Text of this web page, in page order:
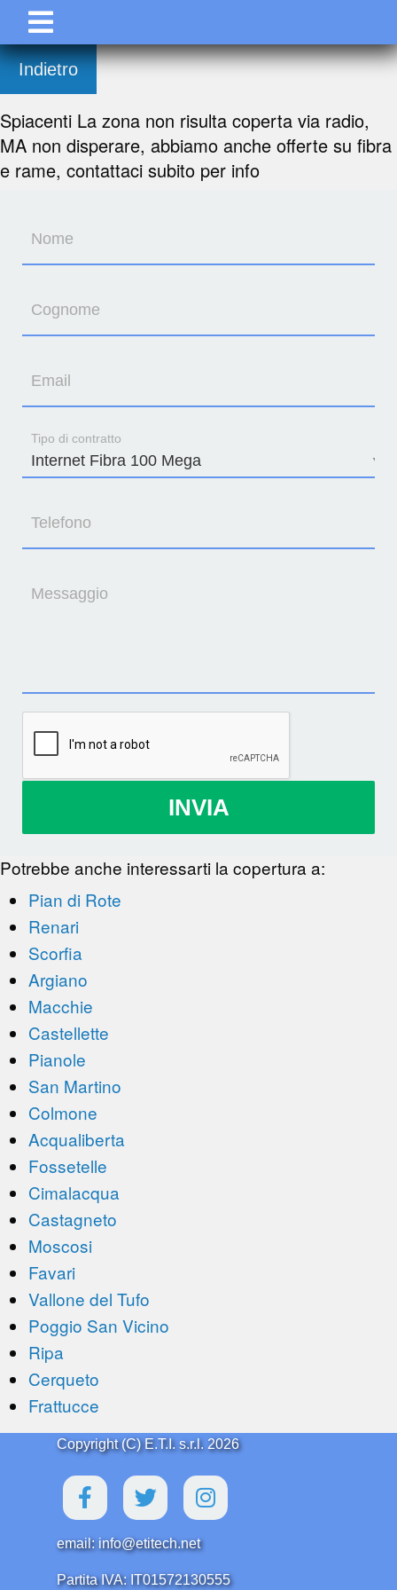
Indietro
Spiacenti La zona non risulta coperta via radio,
MA non disperare, abbiamo anche offerte su fibra
e rame, contattaci subito per info
Nome
Cognome
Email
Tipo di contratto
Telefono
Messaggio
INVIA
Potrebbe anche interessarti la copertura a:
Pian di Rote
Renari
Scorfia
Argiano
Macchie
Castellette
Pianole
San Martino
Colmone
Acqualiberta
Fossetelle
Cimalacqua
Castagneto
Moscosi
Favari
Vallone del Tufo
Poggio San Vicino
Ripa
Cerqueto
Frattucce
Copyright (C) E.T.I. s.r.l. 2026
email: info@etitech.net
Partita IVA: IT01572130555